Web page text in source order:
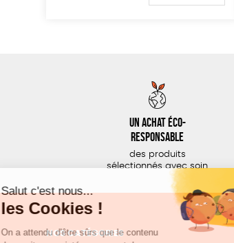
Un achat éco-
responsable
des produits
sélectionnés avec soin
NOS CATÉGORIES